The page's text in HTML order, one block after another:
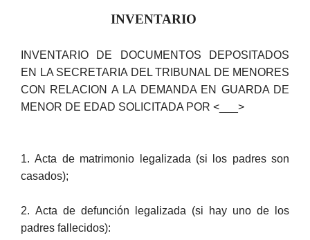
INVENTARIO
INVENTARIO DE DOCUMENTOS DEPOSITADOS
EN LA SECRETARIA DEL TRIBUNAL DE MENORES
CON RELACION A LA DEMANDA EN GUARDA DE
MENOR DE EDAD SOLICITADA POR <___>
1. Acta de matrimonio legalizada (si los padres son
casados);
2. Acta de defunción legalizada (si hay uno de los
padres fallecidos):